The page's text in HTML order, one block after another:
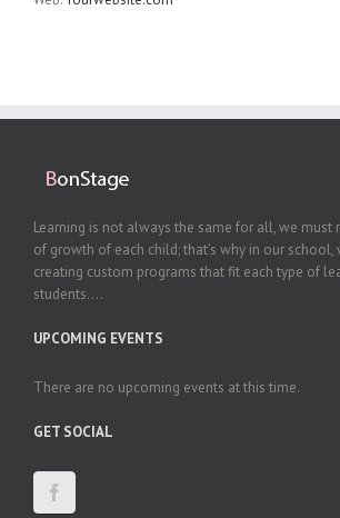
Learning is not always the same for all, we must
of growth of each child; that’s why in our school,
creating custom programs that fit each type of
students....
UPCOMING EVENTS
There are no upcoming events at this time.
GET SOCIAL